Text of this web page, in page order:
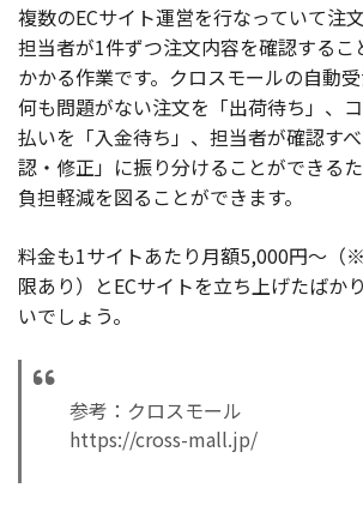
複数のECサイト運営を行なっていて注
担当者が1件ずつ注文内容を確認するこ
かかる作業です。クロスモールの自動受
何も問題がない注文を「出荷待ち」、
払いを「入金待ち」、担当者が確認す
認・修正」に振り分けることができる
負担軽減を図ることができます。
料金も1サイトあたり月額5,000円〜（
限あり）とECサイトを立ち上げたばか
いでしょう。
参考：クロスモール
https://cross-mall.jp/